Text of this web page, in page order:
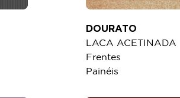
DOURATO
LACA ACETINADA
Frentes
Painéis